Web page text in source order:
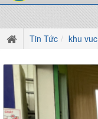
Tin Tức khu vuc